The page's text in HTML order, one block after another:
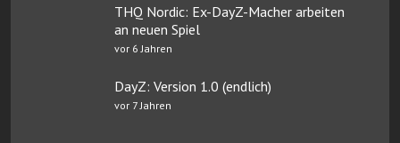
THQ Nordic: Ex-DayZ-Macher arbeiten
an neuen Spiel
vor 6 Jahren
DayZ: Version 1.0 (endlich)
vor 7 Jahren